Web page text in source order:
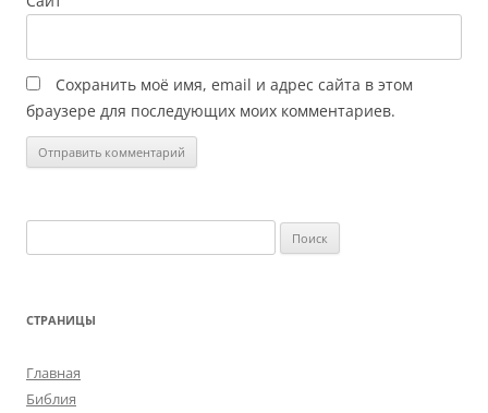
Сохранить моё имя, email и адрес сайта в этом
браузере для последующих моих комментариев.
СТРАНИЦЫ
Главная
Библия